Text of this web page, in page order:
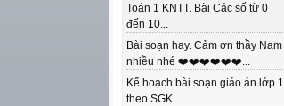
Toán 1 KNTT. Bài Các số từ 0
đến 10...
Bài soạn hay. Cảm ơn thầy Nam
nhiều nhé ❤️❤️❤️❤️❤️❤️...
Kế hoạch bài soạn giáo án lớp 1
theo SGK...